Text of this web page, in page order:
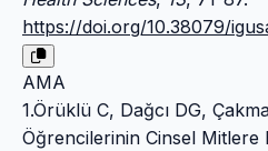
https://doi.org/10.38079/
AMA
1.Örüklü C, Dağcı DG,
Öğrencilerinin Cinsel Mitlere